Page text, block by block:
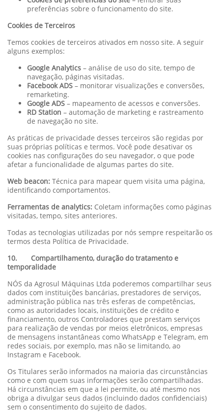
preferências sobre o funcionamento do site.
Cookies de Terceiros
Temos cookies de terceiros ativados em nosso site. A seguir
alguns exemplos:
Google Analytics – análise de uso do site, tempo de
navegação, páginas visitadas.
Facebook ADS – monitorar visualizações e conversões,
remarketing.
Google ADS – mapeamento de acessos e conversões.
RD Station – automação de marketing e rastreamento
de navegação no site.
As práticas de privacidade desses terceiros são regidas por
suas próprias políticas e termos. Você pode desativar os
cookies nas configurações do seu navegador, o que pode
afetar a funcionalidade de algumas partes do site.
Web beacon: Técnica para mapear quem visita uma página,
identificando comportamentos.
Ferramentas de analytics: Coletam informações como páginas
visitadas, tempo, sites anteriores.
Todas as tecnologias utilizadas por nós sempre respeitarão os
termos desta Política de Privacidade.
10. Compartilhamento, duração do tratamento e
temporalidade
NÓS da Agrosul Máquinas Ltda poderemos compartilhar seus
dados com instituições bancárias, prestadores de serviços,
administração pública nas três esferas de competências,
como as autoridades locais, instituições de crédito e
financiamento, outros Controladores que prestam serviços
para realização de vendas por meios eletrônicos, empresas
de mensagens instantâneas como WhatsApp e Telegram, em
redes sociais, por exemplo, mas não se limitando, ao
Instagram e Facebook.
Os Titulares serão informados na maioria das circunstâncias
como e com quem suas informações serão compartilhadas.
Há circunstâncias em que a lei permite, ou até mesmo nos
obriga a divulgar seus dados (incluindo dados confidenciais)
sem o consentimento do sujeito de dados.